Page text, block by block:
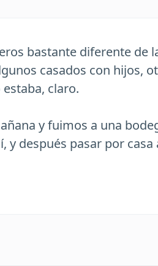
bastante diferente de
casados con hijos,
claro.
y fuimos a una
y después pasar por